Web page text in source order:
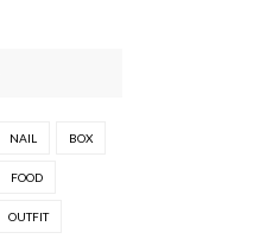
NAIL BOX
FOOD
OUTFIT